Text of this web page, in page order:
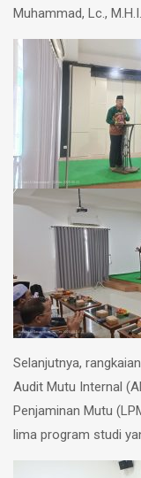
Muhammad, Lc., M.H.I.
Selanjutnya,
Audit Mutu Internal
Penjaminan Mutu
lima program studi